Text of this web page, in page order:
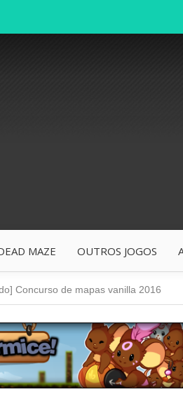
MAZE OUTROS JOGOS
Concurso de mapas vanilla 2016